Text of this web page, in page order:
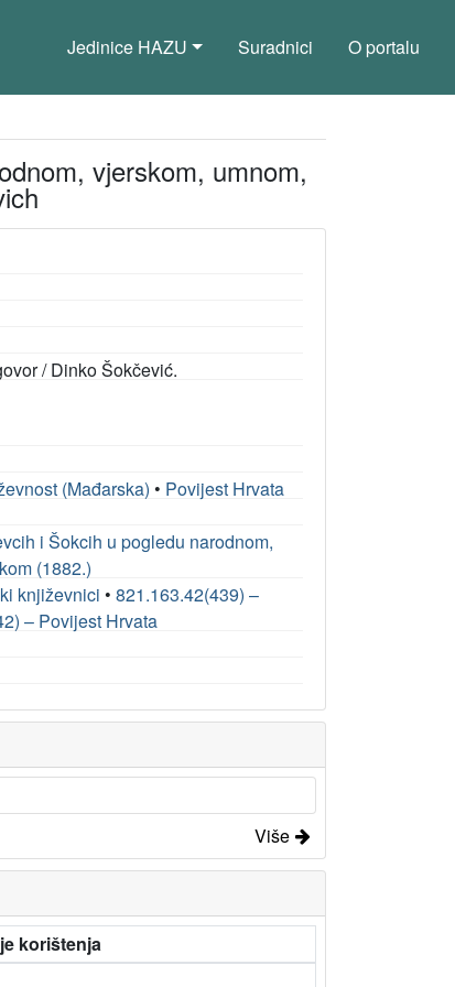
Jedinice HAZU Suradnici O portalu
vjerskom, umnom,
/ Dinko Šokčević.
(Mađarska) • Povijest Hrvata
i Šokcih u pogledu narodnom,
(1882.)
književnici •821.163.42(439) –
– Povijest Hrvata
Više
korištenja